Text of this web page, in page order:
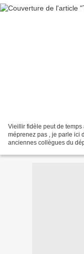
Vieillir fidèle peut de
méprenez pas , je parle ici
anciennes collègues du